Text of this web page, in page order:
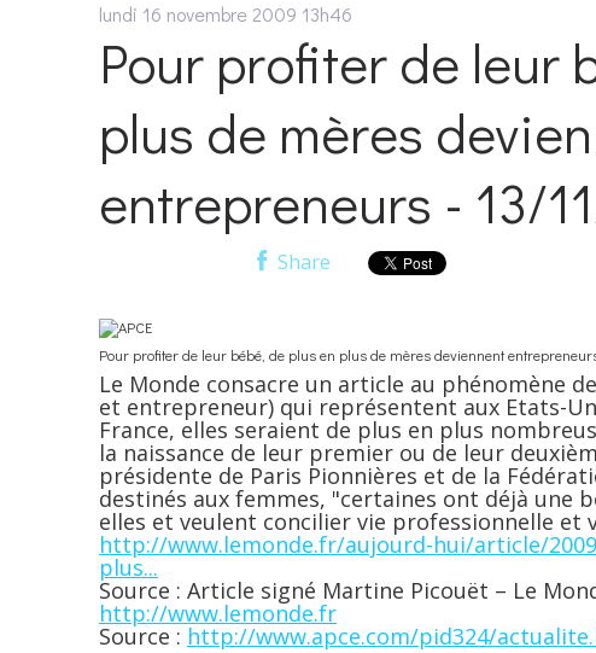
lundi 16 novembre 2009 13h46
Pour profiter de leur
plus de mères
entrepreneurs - 13/
Share
Pour profiter de leur bébé, de plus en plus de mères deviennent
Le Monde consacre un article au phénomène
et entrepreneur) qui représentent aux Etats-
France, elles seraient de plus en plus
la naissance de leur premier ou de leur
présidente de Paris Pionnières et de la
destinés aux femmes, "certaines ont déjà une
elles et veulent concilier vie professionnelle et
http://www.lemonde.fr/aujourd-hui/article/
plus...
Source : Article signé Martine Picouët – Le
http://www.lemonde.fr
Source : http://www.apce.com/pid324/